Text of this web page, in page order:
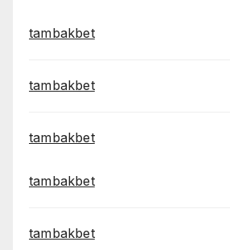
tambakbet
tambakbet
tambakbet
tambakbet
tambakbet